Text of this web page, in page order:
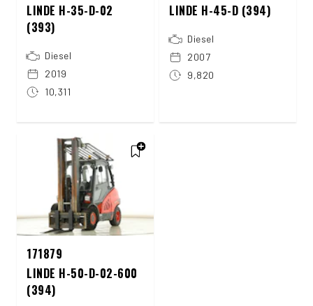
LINDE H-35-D-02
(393)
Diesel
2019
10,311
LINDE H-45-D (394)
Diesel
2007
9,820
171879
LINDE H-50-D-02-600
(394)